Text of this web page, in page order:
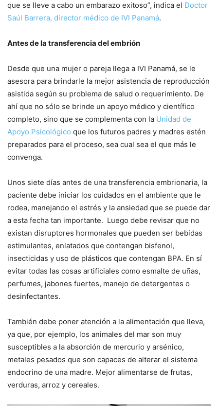
que se lleve a cabo un embarazo exitoso”, indica el Doctor
Saúl Barrera, director médico de IVI Panamá.
Antes de la transferencia del embrión
Desde que una mujer o pareja llega a IVI Panamá, se le
asesora para brindarle la mejor asistencia de reproducción
asistida según su problema de salud o requerimiento. De
ahí que no sólo se brinde un apoyo médico y científico
completo, sino que se complementa con la Unidad de
Apoyo Psicológico que los futuros padres y madres estén
preparados para el proceso, sea cual sea el que más le
convenga.
Unos siete días antes de una transferencia embrionaria, la
paciente debe iniciar los cuidados en el ambiente que le
rodea, manejando el estrés y la ansiedad que se puede dar
a esta fecha tan importante. Luego debe revisar que no
existan disruptores hormonales que pueden ser bebidas
estimulantes, enlatados que contengan bisfenol,
insecticidas y uso de plásticos que contengan BPA. En sí
evitar todas las cosas artificiales como esmalte de uñas,
perfumes, jabones fuertes, manejo de detergentes o
desinfectantes.
También debe poner atención a la alimentación que lleva,
ya que, por ejemplo, los animales del mar son muy
susceptibles a la absorción de mercurio y arsénico,
metales pesados que son capaces de alterar el sistema
endocrino de una madre. Mejor alimentarse de frutas,
verduras, arroz y cereales.